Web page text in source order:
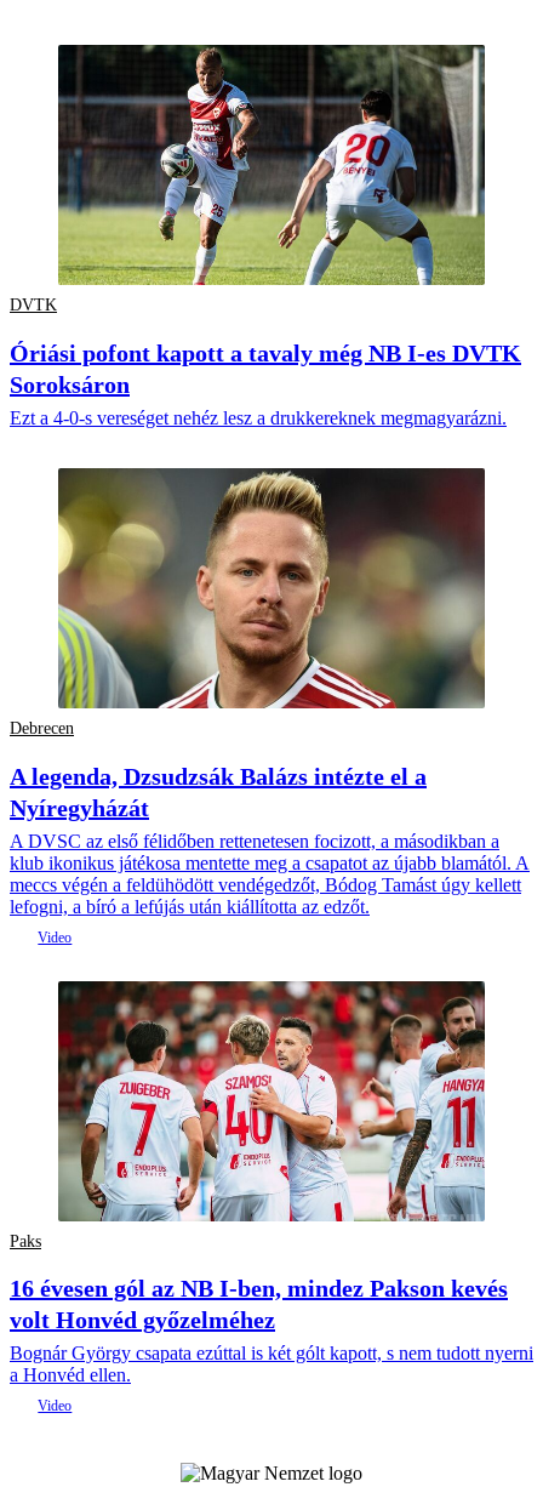
DVTK
Óriási pofont kapott a tavaly még NB I-es DVTK
Soroksáron
Ezt a 4-0-s vereséget nehéz lesz a drukkereknek megmagyarázni.
Debrecen
A legenda, Dzsudzsák Balázs intézte el a
Nyíregyházát
A DVSC az első félidőben rettenetesen focizott, a másodikban a
klub ikonikus játékosa mentette meg a csapatot az újabb blamától. A
meccs végén a feldühödött vendégedzőt, Bódog Tamást úgy kellett
lefogni, a bíró a lefújás után kiállította az edzőt.
Paks
16 évesen gól az NB I-ben, mindez Pakson kevés
volt Honvéd győzelméhez
Bognár György csapata ezúttal is két gólt kapott, s nem tudott nyerni
a Honvéd ellen.